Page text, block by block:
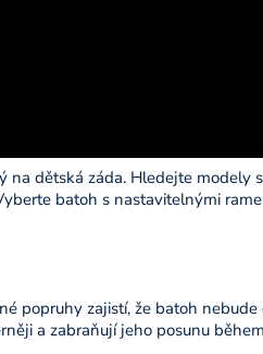
dětská záda. Hledejte modely
batoh s nastavitelnými
popruhy zajistí, že batoh
a zabraňují jeho posunu